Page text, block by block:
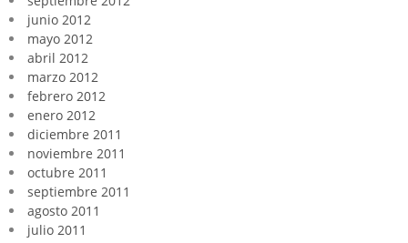
junio 2012
mayo 2012
abril 2012
marzo 2012
febrero 2012
enero 2012
diciembre 2011
noviembre 2011
octubre 2011
septiembre 2011
agosto 2011
julio 2011